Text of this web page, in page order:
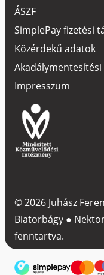
ÁSZF
SimplePay fizetési
Közérdekű adatok
Impresszum
© 2026 Juhász
Biatorbágy ●
fenntartva.